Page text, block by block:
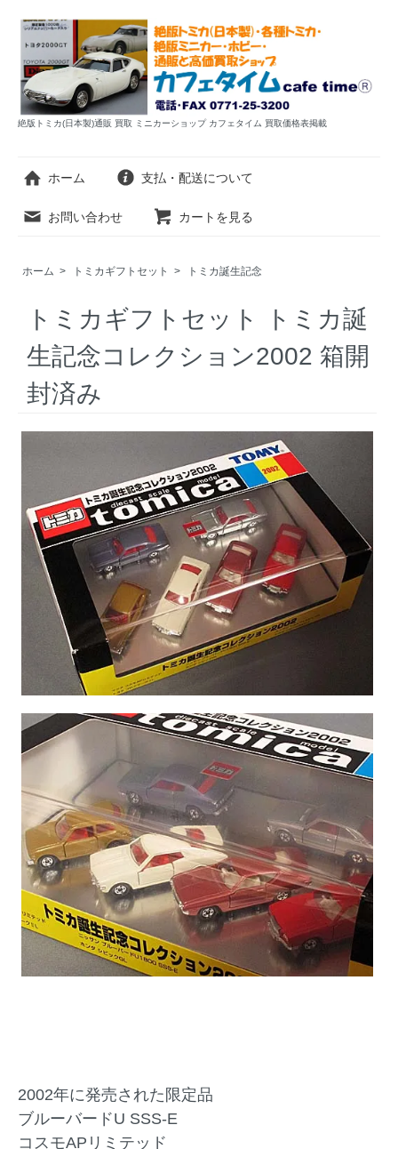
絶版トミカ(日本製)通販 買取 ミニカーショップ カフェタイム 買取価格表掲載
ホーム 支払・配送について
お問い合わせ カートを見る
ホーム > トミカギフトセット > トミカ誕生記念
トミカギフトセット トミカ誕
生記念コレクション2002 箱開
封済み
2002年に発売された限定品
ブルーバードU SSS-E
コスモAPリミテッド